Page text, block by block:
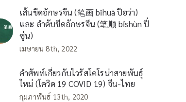
เส้นขีดอักษรจีน (笔画 bǐhuà ปี่ฮว่า)
และ ลำดับขีดอักษรจีน (笔顺 bǐshùn ปี่
ซุ่น)
เมษายน 8th, 2022
คำศัพท์เกี่ยวกับไวรัสโคโรน่าสายพันธุ์
ใหม่ (โควิด 19 COVID 19) จีน-ไทย
กุมภาพันธ์ 13th, 2020